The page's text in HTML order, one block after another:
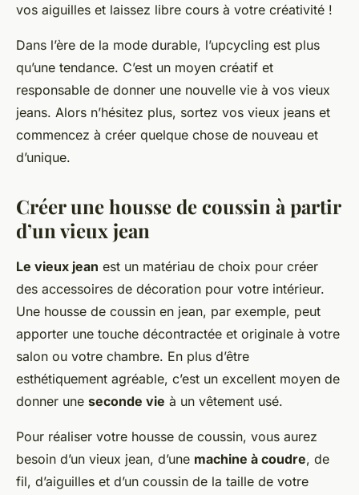
vos aiguilles et laissez libre cours à votre créativité !
Dans l’ère de la mode durable, l’upcycling est plus
qu’une tendance. C’est un moyen créatif et
responsable de donner une nouvelle vie à vos vieux
jeans. Alors n’hésitez plus, sortez vos vieux jeans et
commencez à créer quelque chose de nouveau et
d’unique.
Créer une housse de coussin à partir
d’un vieux jean
Le vieux jean est un matériau de choix pour créer
des accessoires de décoration pour votre intérieur.
Une housse de coussin en jean, par exemple, peut
apporter une touche décontractée et originale à votre
salon ou votre chambre. En plus d’être
esthétiquement agréable, c’est un excellent moyen de
donner une seconde vie à un vêtement usé.
Pour réaliser votre housse de coussin, vous aurez
besoin d’un vieux jean, d’une machine à coudre, de
fil, d’aiguilles et d’un coussin de la taille de votre